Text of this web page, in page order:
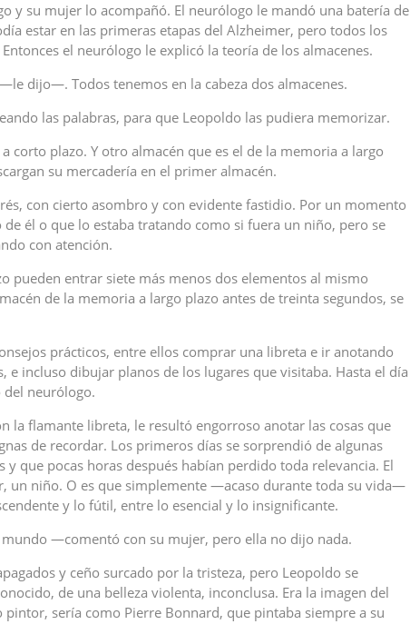
y su mujer lo acompañó. El neurólogo le mandó una batería de
estar en las primeras etapas del Alzheimer, pero todos los
el neurólogo le explicó la teoría de los almacenes.
dijo—. Todos tenemos en la cabeza dos almacenes.
las palabras, para que Leopoldo las pudiera memorizar.
corto plazo. Y otro almacén que es el de la memoria a largo
su mercadería en el primer almacén.
con cierto asombro y con evidente fastidio. Por un momento
él o que lo estaba tratando como si fuera un niño, pero se
con atención.
pueden entrar siete más menos dos elementos al mismo
de la memoria a largo plazo antes de treinta segundos, se
prácticos, entre ellos comprar una libreta e ir anotando
e incluso dibujar planos de los lugares que visitaba. Hasta el día
del neurólogo.
la flamante libreta, le resultó engorroso anotar las cosas que
de recordar. Los primeros días se sorprendió de algunas
que pocas horas después habían perdido toda relevancia. El
un niño. O es que simplemente —acaso durante toda su vida—
y lo fútil, entre lo esencial y lo insignificante.
—comentó con su mujer, pero ella no dijo nada.
y ceño surcado por la tristeza, pero Leopoldo se
de una belleza violenta, inconclusa. Era la imagen del
sería como Pierre Bonnard, que pintaba siempre a su